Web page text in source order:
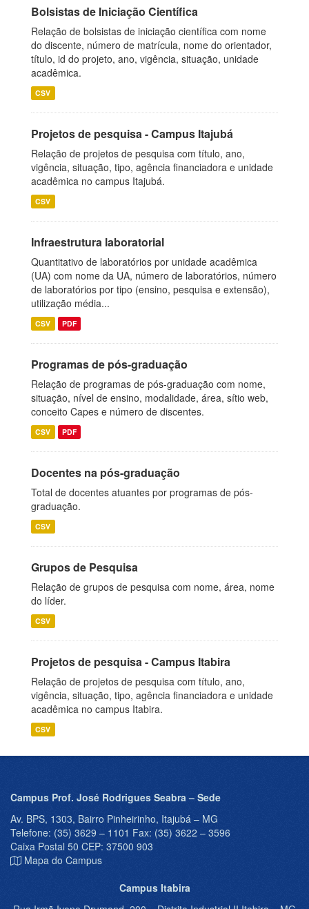
Bolsistas de Iniciação Científica
Relação de bolsistas de iniciação científica com nome
do discente, número de matrícula, nome do orientador,
título, id do projeto, ano, vigência, situação, unidade
acadêmica.
CSV
Projetos de pesquisa - Campus Itajubá
Relação de projetos de pesquisa com título, ano,
vigência, situação, tipo, agência financiadora e unidade
acadêmica no campus Itajubá.
CSV
Infraestrutura laboratorial
Quantitativo de laboratórios por unidade acadêmica
(UA) com nome da UA, número de laboratórios, número
de laboratórios por tipo (ensino, pesquisa e extensão),
utilização média...
CSV PDF
Programas de pós-graduação
Relação de programas de pós-graduação com nome,
situação, nível de ensino, modalidade, área, sítio web,
conceito Capes e número de discentes.
CSV PDF
Docentes na pós-graduação
Total de docentes atuantes por programas de pós-
graduação.
CSV
Grupos de Pesquisa
Relação de grupos de pesquisa com nome, área, nome
do líder.
CSV
Projetos de pesquisa - Campus Itabira
Relação de projetos de pesquisa com título, ano,
vigência, situação, tipo, agência financiadora e unidade
acadêmica no campus Itabira.
CSV
Campus Prof. José Rodrigues Seabra – Sede
Av. BPS, 1303, Bairro Pinheirinho, Itajubá – MG
Telefone: (35) 3629 – 1101 Fax: (35) 3622 – 3596
Caixa Postal 50 CEP: 37500 903
Mapa do Campus
Campus Itabira